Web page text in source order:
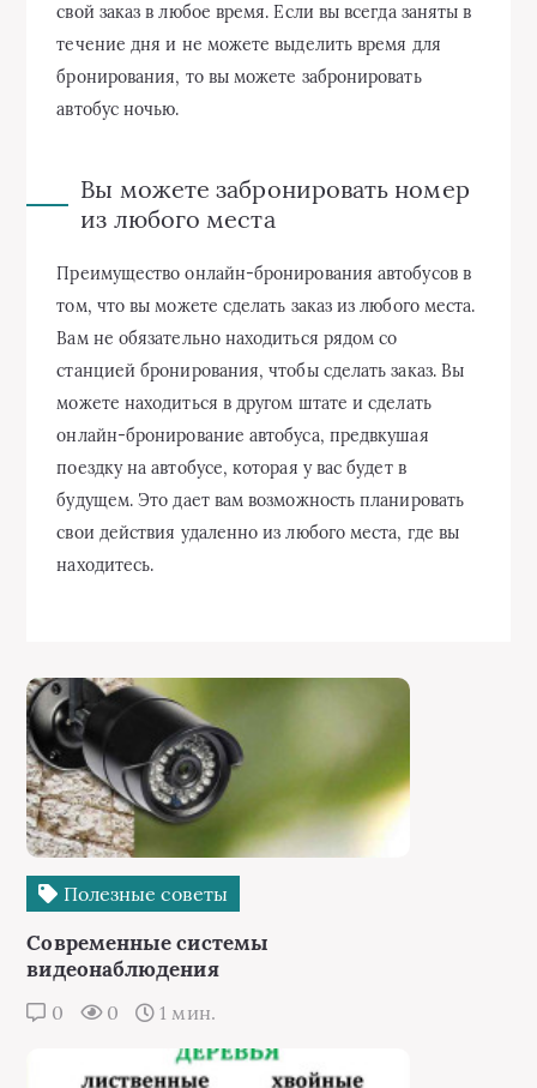
свой заказ в любое время. Если вы всегда заняты в
течение дня и не можете выделить время для
бронирования, то вы можете забронировать
автобус ночью.
Вы можете забронировать номер
из любого места
Преимущество онлайн-бронирования автобусов в
том, что вы можете сделать заказ из любого места.
Вам не обязательно находиться рядом со
станцией бронирования, чтобы сделать заказ. Вы
можете находиться в другом штате и сделать
онлайн-бронирование автобуса, предвкушая
поездку на автобусе, которая у вас будет в
будущем. Это дает вам возможность планировать
свои действия удаленно из любого места, где вы
находитесь.
Полезные советы
Современные системы
видеонаблюдения
0 0 1 мин.